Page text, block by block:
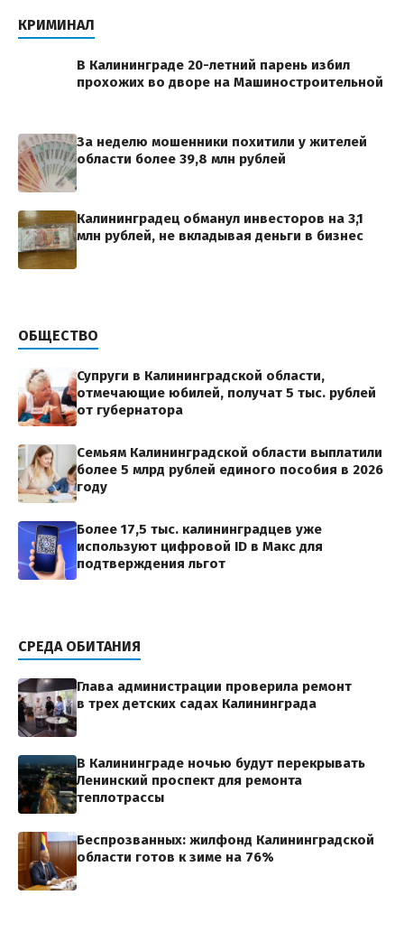
КРИМИНАЛ
В Калининграде 20-летний парень избил
прохожих во дворе на Машиностроительной
За неделю мошенники похитили у жителей
области более 39,8 млн рублей
Калининградец обманул инвесторов на 3,1
млн рублей, не вкладывая деньги в бизнес
ОБЩЕСТВО
Супруги в Калининградской области,
отмечающие юбилей, получат 5 тыс. рублей
от губернатора
Семьям Калининградской области выплатили
более 5 млрд рублей единого пособия в 2026
году
Более 17,5 тыс. калининградцев уже
используют цифровой ID в Макс для
подтверждения льгот
СРЕДА ОБИТАНИЯ
Глава администрации проверила ремонт
в трех детских садах Калининграда
В Калининграде ночью будут перекрывать
Ленинский проспект для ремонта
теплотрассы
Беспрозванных: жилфонд Калининградской
области готов к зиме на 76%